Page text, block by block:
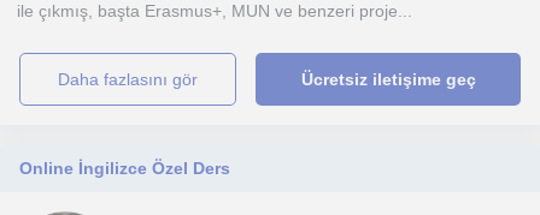
ile çıkmış, başta Erasmus+, MUN ve benzeri proje...
daha fazlasını gör Ücretsiz iletişime geç
Online İngilizce Özel Ders